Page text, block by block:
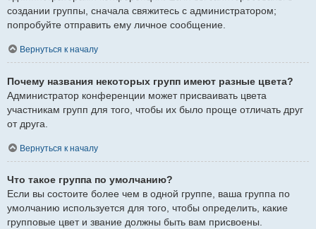
создании группы, сначала свяжитесь с администратором;
попробуйте отправить ему личное сообщение.
Вернуться к началу
Почему названия некоторых групп имеют разные цвета?
Администратор конференции может присваивать цвета
участникам групп для того, чтобы их было проще отличать друг
от друга.
Вернуться к началу
Что такое группа по умолчанию?
Если вы состоите более чем в одной группе, ваша группа по
умолчанию используется для того, чтобы определить, какие
групповые цвет и звание должны быть вам присвоены.